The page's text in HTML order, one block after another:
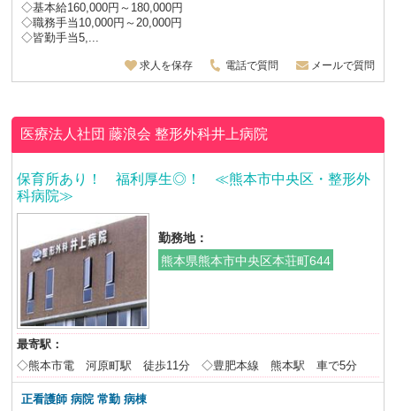
◇基本給160,000円～180,000円
◇職務手当10,000円～20,000円
◇皆勤手当5,...
求人を保存 電話で質問 メールで質問
医療法人社団 藤浪会整形外科井上病院
保育所あり！ 福利厚生◎！ ≪熊本市中央区・整形外
科病院≫
勤務地：
熊本県熊本市中央区本荘町644
最寄駅：
◇熊本市電 河原町駅 徒歩11分 ◇豊肥本線 熊本駅 車で5分
正看護師 病院 常勤 病棟